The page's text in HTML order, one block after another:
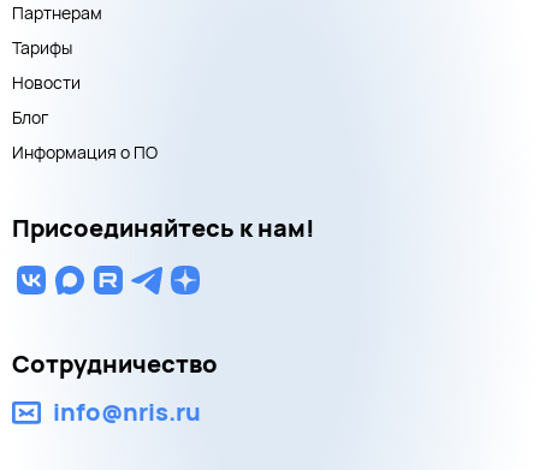
Партнерам
Тарифы
Новости
Блог
Информация о ПО
Присоединяйтесь к нам!
Сотрудничество
info@nris.ru